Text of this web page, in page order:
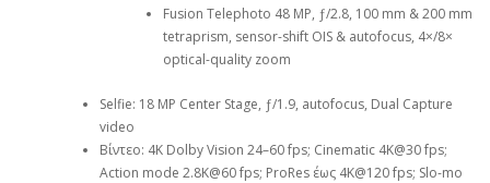
Fusion Telephoto 48 MP, ƒ/2.8, 100 mm & 200 mm
tetraprism, sensor-shift OIS & autofocus, 4×/8×
optical-quality zoom
Selfie: 18 MP Center Stage, ƒ/1.9, autofocus, Dual Capture
video
Βίντεο: 4K Dolby Vision 24–60 fps; Cinematic 4K@30 fps;
Action mode 2.8K@60 fps; ProRes έως 4K@120 fps; Slo-mo